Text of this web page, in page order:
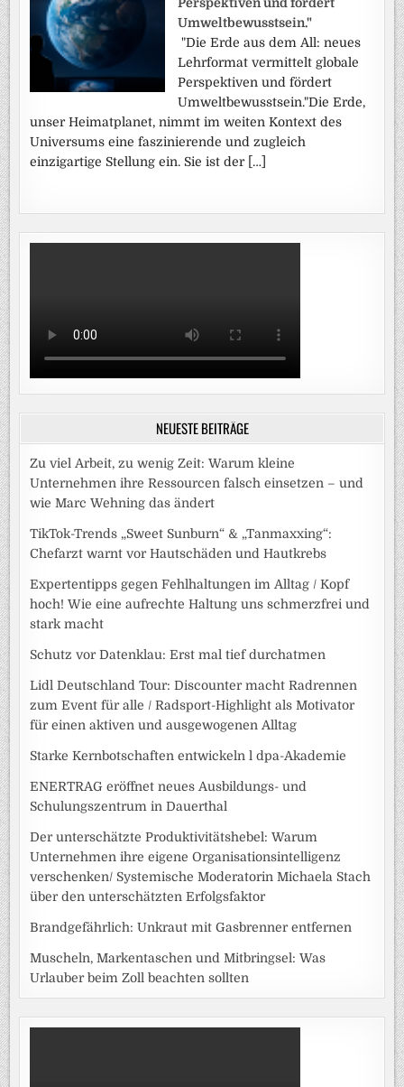
Perspektiven und fördert
Umweltbewusstsein."
"Die Erde aus dem All: neues
Lehrformat vermittelt globale
Perspektiven und fördert
Umweltbewusstsein."Die Erde,
unser Heimatplanet, nimmt im weiten Kontext des
Universums eine faszinierende und zugleich
einzigartige Stellung ein. Sie ist der […]
NEUESTE BEITRÄGE
Zu viel Arbeit, zu wenig Zeit: Warum kleine
Unternehmen ihre Ressourcen falsch einsetzen – und
wie Marc Wehning das ändert
TikTok-Trends „Sweet Sunburn“ & „Tanmaxxing“:
Chefarzt warnt vor Hautschäden und Hautkrebs
Expertentipps gegen Fehlhaltungen im Alltag / Kopf
hoch! Wie eine aufrechte Haltung uns schmerzfrei und
stark macht
Schutz vor Datenklau: Erst mal tief durchatmen
Lidl Deutschland Tour: Discounter macht Radrennen
zum Event für alle / Radsport-Highlight als Motivator
für einen aktiven und ausgewogenen Alltag
Starke Kernbotschaften entwickeln l dpa-Akademie
ENERTRAG eröffnet neues Ausbildungs- und
Schulungszentrum in Dauerthal
Der unterschätzte Produktivitätshebel: Warum
Unternehmen ihre eigene Organisationsintelligenz
verschenken/ Systemische Moderatorin Michaela Stach
über den unterschätzten Erfolgsfaktor
Brandgefährlich: Unkraut mit Gasbrenner entfernen
Muscheln, Markentaschen und Mitbringsel: Was
Urlauber beim Zoll beachten sollten